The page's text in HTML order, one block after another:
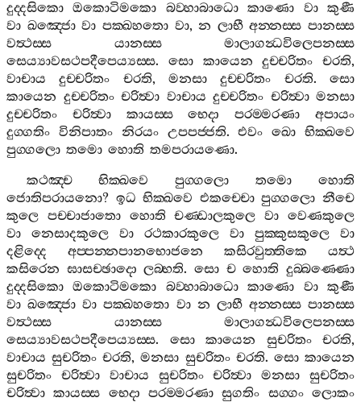
දුද‍්දසිකො
ඔකොටිමකො බව‍්හාබාධො කාණො වා
කුණී
වා ඛඤ‍්ජො වා පක‍්ඛහතො වා,න ලාභී අන‍්නස‍්ස පානස‍්ස
වත්‍ථස‍්ස
යානස‍්ස
මාලාගන්‍ධවිලෙපනස‍්ස
සෙය්‍යාවසථපදීපෙය්‍යස‍්ස. සො කායෙන දුච‍්චරිතං චරති,
වාචාය
දුච‍්චරිතං චරති,මනසා දුච‍්චරිතං චරති.සො
කායෙන දුච‍්චරිතං චරිත්‍වා වාචාය දුච‍්චරිතං චරිත්‍වා මනසා
දුච‍්චරිතං
චරිත්‍වා කායස‍්ස භෙදා පරම‍්මරණා
අපායං
දුග‍්ගතිං විනිපාතං නිරයං උපපජ‍්ජති.එවං ඛො භික‍්ඛවෙ
පුග‍්ගලො තමො හොති තමපරායණො.
කථඤ‍්ච
භික‍්ඛවෙ පුග‍්ගලො තමො
හොති
ජොතිපරායනො? ඉධ භික‍්ඛවෙ එකච‍්චො පුග‍්ගලො නීචෙ
කුලෙ පච‍්චාජාතො හොති චණ‍්ඩාලකුලෙ වා වෙණකුලෙ
වා
නෙසාදකුලෙ වා රථකාරකුලෙ වා පුක‍්කුසකුලෙ
වා
දළිද‍්දෙ
අප‍්පන‍්නපානභොජනෙ කසිරවුත‍්තිකෙ
යත්‍ථ
කසිරෙන ඝාසච‍්ඡාදො ලබ‍්භති.සො ච හොති දුබ‍්බණ‍්ණො
දුද‍්දසිකො
ඔකොටිමකො බව‍්හාබාධො කාණො වා
කුණී
වා ඛඤ‍්ජො වා පක‍්ඛහතො වා න ලාභී අන‍්නස‍්ස පානස‍්ස
වත්‍ථස‍්ස
යානස‍්ස
මාලාගන්‍ධවිලෙපනස‍්ස
සෙය්‍යාවසථපදීපෙය්‍යස‍්ස. සො කායෙන සුචරිතං චරති,
වාචාය සුචරිතං චරති,මනසා සුචරිතං චරති. සො කායෙන
සුචරිතං
චරිත්‍වා වාචාය සුචරිතං චරිත්‍වා මනසා
සුචරිතං
චරිත්‍වා කායස‍්ස භෙදා පරම‍්මරණා සුගතිං සග‍්ගං ලොකං